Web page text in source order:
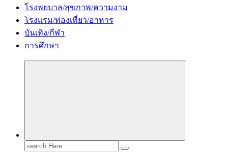
โรงพยบาล/สุขภาพ/ความงาม
โรงแรม/ท่องเที่ยว/อาหาร
บันเทิง/กีฬา
การศึกษา
Search
for: